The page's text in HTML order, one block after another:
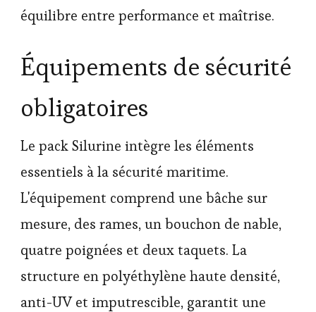
équilibre entre performance et maîtrise.
Équipements de sécurité
obligatoires
Le pack Silurine intègre les éléments
essentiels à la sécurité maritime.
L'équipement comprend une bâche sur
mesure, des rames, un bouchon de nable,
quatre poignées et deux taquets. La
structure en polyéthylène haute densité,
anti-UV et imputrescible, garantit une